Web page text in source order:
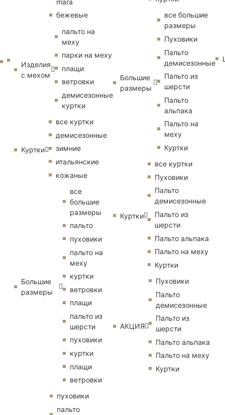
бежевые
Изделия
с мехом
пальто на
меху
парки на меху
плащи
ветровки
демисезонные
куртки
Куртки
все куртки
демисезонные
зимние
итальянские
кожаные
Большие
размеры
все
большие
размеры
пальто
пуховики
пальто на
меху
куртки
ветровки
плащи
пальто из
шерсти
пуховики
куртки
плащи
ветровки
пуховики
пальто
Большие
размеры
все большие
размеры
Пуховики
Пальто
демисезонные
Пальто из
шерсти
Пальто
альпака
Пальто на
меху
Куртки
Куртки
все куртки
Пуховики
Пальто
демисезонные
Пальто из
шерсти
Пальто альпака
Пальто на меху
Куртки
АКЦИЯ
Пуховики
Пальто
демисезонные
Пальто из
шерсти
Пальто альпака
Пальто на меху
Куртки